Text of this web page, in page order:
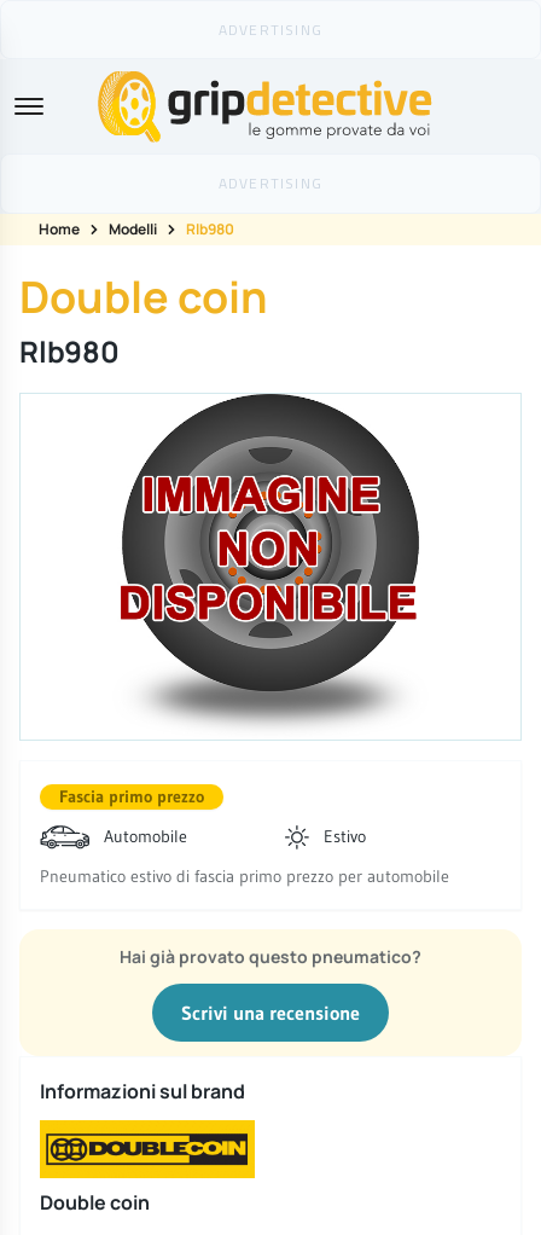
GripDetective
Home Modelli Rlb980
Double coin
Rlb980
Fascia primo prezzo
Automobile
Estivo
Pneumatico estivo di fascia primo prezzo per automobile
Hai già provato questo pneumatico?
Scrivi una recensione
Informazioni sul brand
Double coin